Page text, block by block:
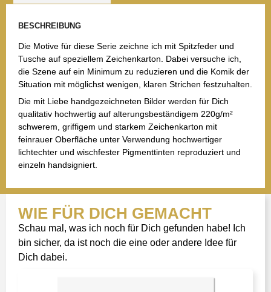
BESCHREIBUNG
Die Motive für diese Serie zeichne ich mit Spitzfeder und
Tusche auf speziellem Zeichenkarton. Dabei versuche ich,
die Szene auf ein Minimum zu reduzieren und die Komik der
Situation mit möglichst wenigen, klaren Strichen festzuhalten.
Die mit Liebe handgezeichneten Bilder werden für Dich
qualitativ hochwertig auf alterungsbeständigem 220g/m²
schwerem, griffigem und starkem Zeichenkarton mit
feinrauer Oberfläche unter Verwendung hochwertiger
lichtechter und wischfester Pigmenttinten reproduziert und
einzeln handsigniert.
WIE FÜR DICH GEMACHT
Schau mal, was ich noch für Dich gefunden habe! Ich
bin sicher, da ist noch die eine oder andere Idee für
Dich dabei.